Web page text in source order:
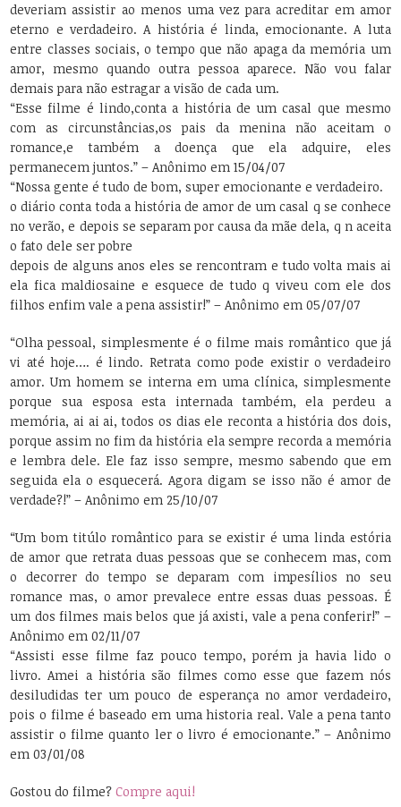
deveriam assistir ao menos uma vez para acreditar em amor
eterno e verdadeiro. A história é linda, emocionante. A luta
entre classes sociais, o tempo que não apaga da memória um
amor, mesmo quando outra pessoa aparece. Não vou falar
demais para não estragar a visão de cada um.
“Esse filme é lindo,conta a história de um casal que mesmo
com as circunstâncias,os pais da menina não aceitam o
romance,e também a doença que ela adquire, eles
permanecem juntos.” – Anônimo em 15/04/07
“Nossa gente é tudo de bom, super emocionante e verdadeiro.
o diário conta toda a história de amor de um casal q se conhece
no verão, e depois se separam por causa da mãe dela, q n aceita
o fato dele ser pobre
depois de alguns anos eles se rencontram e tudo volta mais ai
ela fica maldiosaine e esquece de tudo q viveu com ele dos
filhos enfim vale a pena assistir!” – Anônimo em 05/07/07
“Olha pessoal, simplesmente é o filme mais romântico que já
vi até hoje…. é lindo. Retrata como pode existir o verdadeiro
amor. Um homem se interna em uma clínica, simplesmente
porque sua esposa esta internada também, ela perdeu a
memória, ai ai ai, todos os dias ele reconta a história dos dois,
porque assim no fim da história ela sempre recorda a memória
e lembra dele. Ele faz isso sempre, mesmo sabendo que em
seguida ela o esquecerá. Agora digam se isso não é amor de
verdade?!” – Anônimo em 25/10/07
“Um bom titúlo romântico para se existir é uma linda estória
de amor que retrata duas pessoas que se conhecem mas, com
o decorrer do tempo se deparam com impesílios no seu
romance mas, o amor prevalece entre essas duas pessoas. É
um dos filmes mais belos que já axisti, vale a pena conferir!” –
Anônimo em 02/11/07
“Assisti esse filme faz pouco tempo, porém ja havia lido o
livro. Amei a história são filmes como esse que fazem nós
desiludidas ter um pouco de esperança no amor verdadeiro,
pois o filme é baseado em uma historia real. Vale a pena tanto
assistir o filme quanto ler o livro é emocionante.” – Anônimo
em 03/01/08
Gostou do filme?Compre aqui!